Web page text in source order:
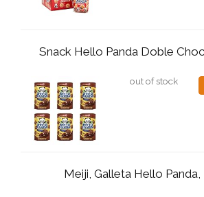
Snack Hello Panda Doble
out of stock
Meiji, Galleta Hello Panda,